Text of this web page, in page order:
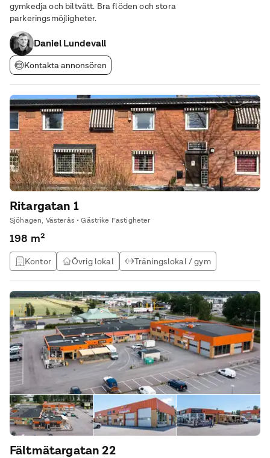
gymkedja och biltvätt. Bra flöden och stora
parkeringsmöjligheter.
Daniel Lundevall
Kontakta annonsören
Ritargatan 1
Sjöhagen, Västerås • Gästrike Fastigheter
198 m²
Kontor Övrig lokal
Träningslokal / gym
Studio / atlejé
Fältmätargatan 22